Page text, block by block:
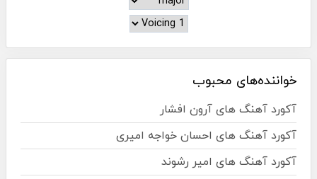
خواننده‌های محبوب
آکورد آهنگ های آرون افشار
آکورد آهنگ های احسان خواجه امیری
آکورد آهنگ های امیر رشوند